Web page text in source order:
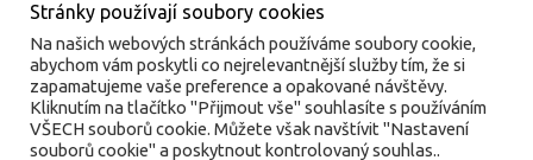
Stránky používají soubory cookies
Na našich webových stránkách používáme soubory cookie,
abychom vám poskytli co nejrelevantnější služby tím, že si
zapamatujeme vaše preference a opakované návštěvy.
Kliknutím na tlačítko "Přijmout vše" souhlasíte s používáním
VŠECH souborů cookie. Můžete však navštívit "Nastavení
souborů cookie" a poskytnout kontrolovaný souhlas..